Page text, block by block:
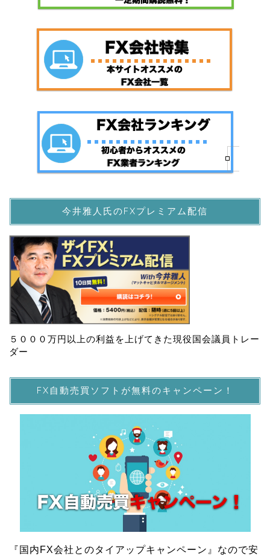
今井雅人氏のFXプレミアム配信
５０００万円以上の利益を上げてきた現役国会議員トレー
ダー
FX自動売買ソフトが無料のキャンペーン！
『国内FX会社とのタイアップキャンペーン』なので安